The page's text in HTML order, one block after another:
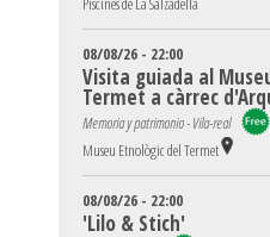
08/08/26 - 22:00
Visita guiada al
Termet a càrrec
Memoria y patrimonio - Vila-real
Museu Etnològic del Termet
08/08/26 - 22:00
'Lilo & Stich'